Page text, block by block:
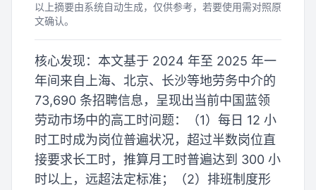
以上摘要由系统自动生成，仅供参考，若要使用需对照原
文确认。
核心发现：本文基于 2024 年至 2025 年一
年间来自上海、北京、长沙等地劳务中介的
73,690 条招聘信息，呈现出当前中国蓝领
劳动市场中的高工时问题：（1）每日 12 小
时工时成为岗位普遍状况，超过半数岗位直
接要求长工时，推算月工时普遍达到 300 小
时以上，远超法定标准；（2）排班制度形